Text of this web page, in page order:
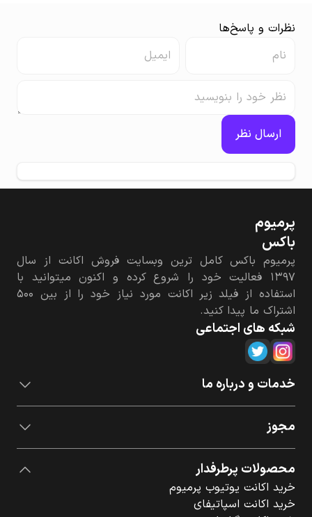
نظرات و پاسخ‌ها
ارسال نظر
پرمیوم‌
باکس
پرمیوم باکس کامل ترین وبسایت فروش اکانت از سال
۱۳۹۷ فعالیت خود را شروع کرده و اکنون میتوانید با
استفاده از فیلد زیر اکانت مورد نیاز خود را از بین ۵۰۰
اشتراک ما پیدا کنید.
شبکه های اجتماعی
خدمات و درباره ما
مجوز
محصولات پرطرفدار
خرید اکانت یوتیوب پرمیوم
خرید اکانت اسپاتیفای